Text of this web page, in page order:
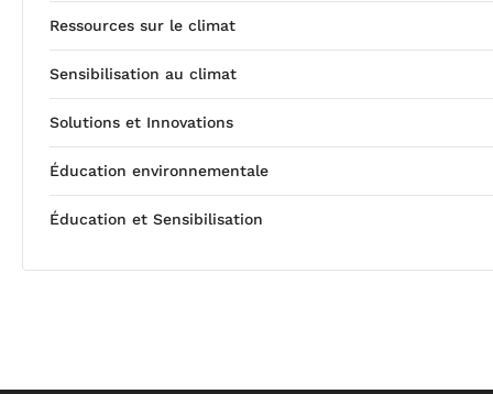
Ressources sur le climat
Sensibilisation au climat
Solutions et Innovations
Éducation environnementale
Éducation et Sensibilisation